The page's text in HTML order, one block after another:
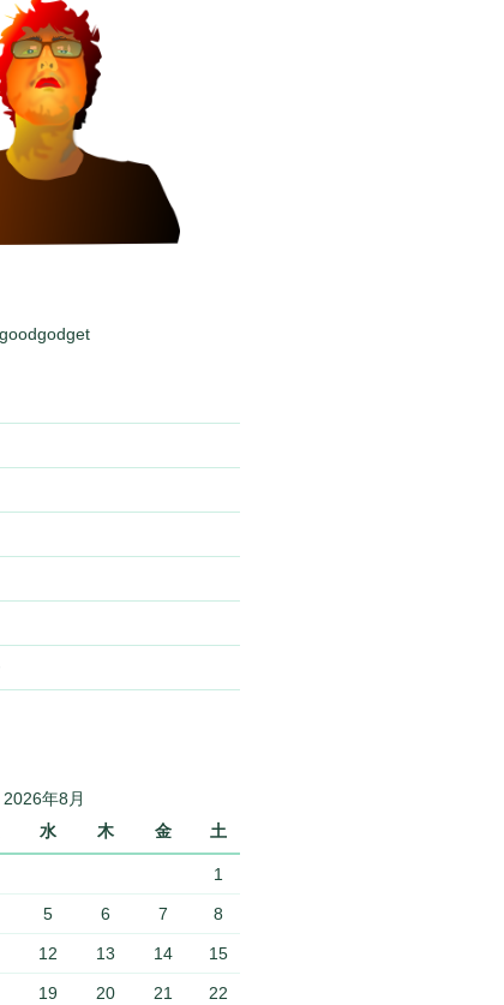
goodgodget
2026年8月
水 木 金 土
1
5 6 7 8
12 13 14 15
19 20 21 22